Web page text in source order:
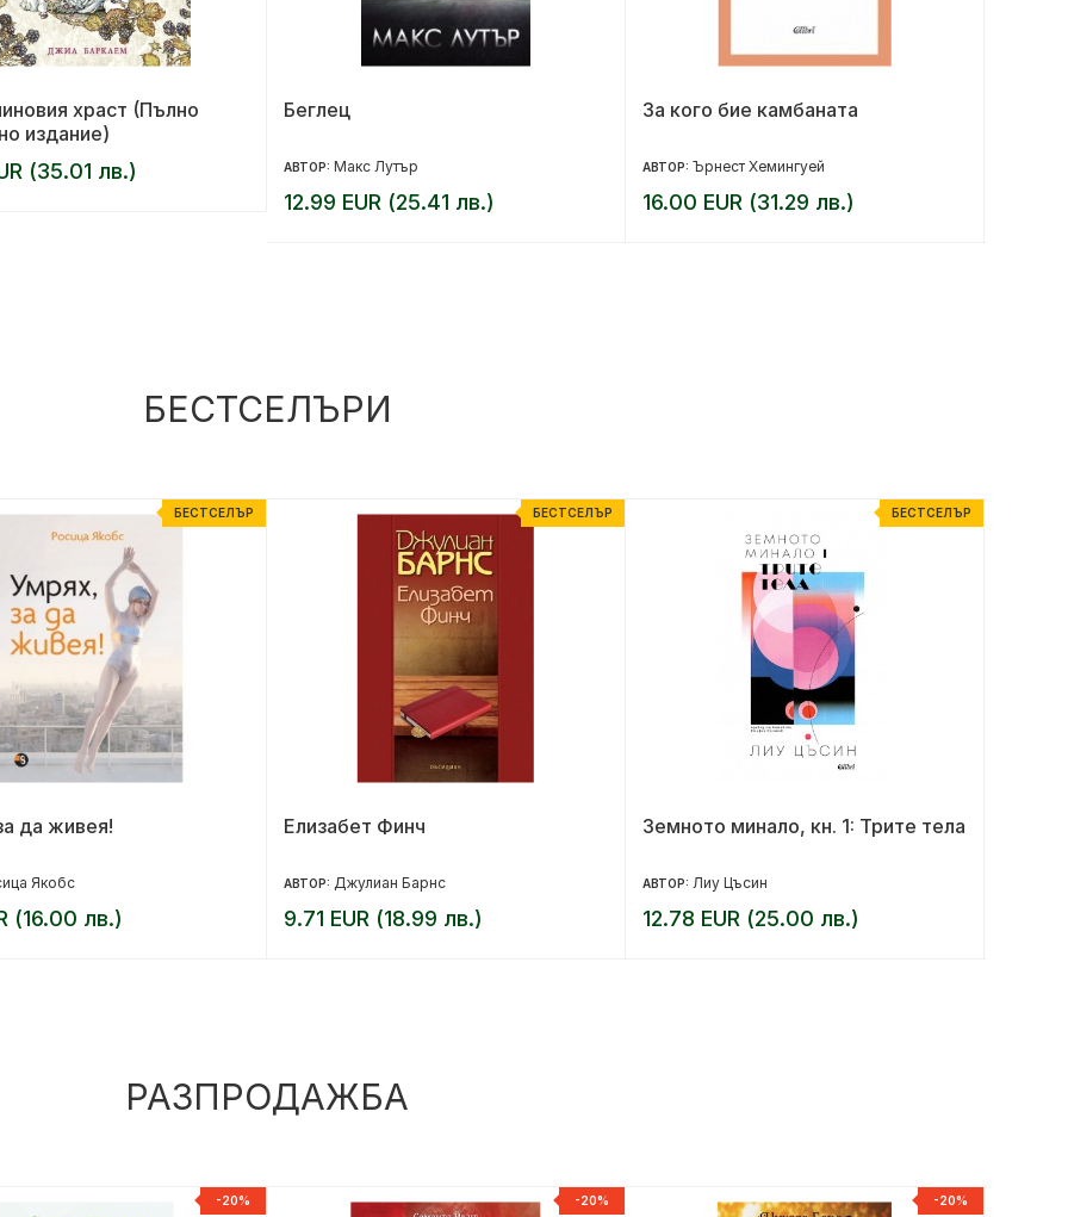
храст (Пълно
издание)
(35.01 лв.)
Беглец
АВТОР: Макс Лутър
12.99 EUR (25.41 лв.)
За кого бие камбаната
АВТОР: Ърнест Хемингуей
16.00 EUR (31.29 лв.)
БЕСТСЕЛЪРИ
БЕСТСЕЛЪР
да живея!
Якобс
(16.00 лв.)
БЕСТСЕЛЪР
Елизабет Финч
АВТОР: Джулиан Барнс
9.71 EUR (18.99 лв.)
БЕСТСЕЛЪР
Земното минало, кн. 1: Трите тела
АВТОР: Лиу Цъсин
12.78 EUR (25.00 лв.)
РАЗПРОДАЖБА
-20% -20% -20%